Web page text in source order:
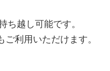
ち越し可能です。
利用いただけます。